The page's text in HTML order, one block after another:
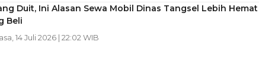
Duit, Ini Alasan Sewa Mobil Dinas Tangsel Lebih Hemat
Beli
14 Juli 2026 | 22:02 WIB